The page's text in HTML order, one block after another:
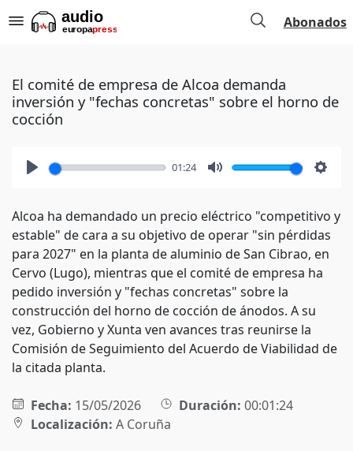
Abonados
El comité de empresa de Alcoa demanda
inversión y "fechas concretas" sobre el horno de
cocción
01:24
Alcoa ha demandado un precio eléctrico "competitivo y
estable" de cara a su objetivo de operar "sin pérdidas
para 2027" en la planta de aluminio de San Cibrao, en
Cervo (Lugo), mientras que el comité de empresa ha
pedido inversión y "fechas concretas" sobre la
construcción del horno de cocción de ánodos. A su
vez, Gobierno y Xunta ven avances tras reunirse la
Comisión de Seguimiento del Acuerdo de Viabilidad de
la citada planta.
Fecha: 15/05/2026 Duración: 00:01:24
Localización: A Coruña